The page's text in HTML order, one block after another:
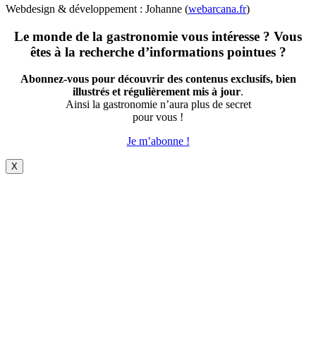
Webdesign & développement : Johanne (webarcana.fr)
Le monde de la gastronomie vous intéresse ? Vous
êtes à la recherche d’informations pointues ?
Abonnez-vous pour découvrir des contenus exclusifs, bien
illustrés et régulièrement mis à jour.
Ainsi la gastronomie n’aura plus de secret
pour vous !
Je m’abonne !
X